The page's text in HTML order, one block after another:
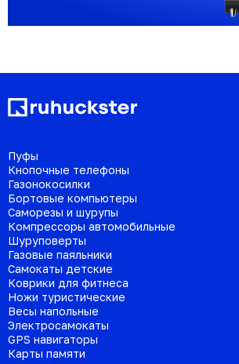
Пуфы
Кнопочные телефоны
Газонокосилки
Бортовые компьютеры
Саморезы и шурупы
Компрессоры автомобильные
Шуруповерты
Газовые паяльники
Самокаты детские
Коврики для фитнеса
Ножи туристические
Весы напольные
Электросамокаты
GPS навигаторы
Карты памяти